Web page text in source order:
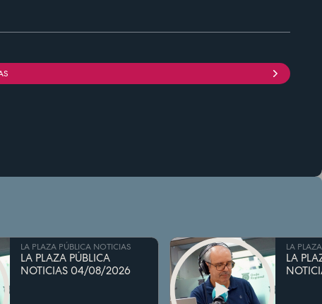
LA PLAZA PÚBLICA NOTICIAS
LA PLAZA PÚBLICA
NOTICIAS 04/08/2026
LA
LA